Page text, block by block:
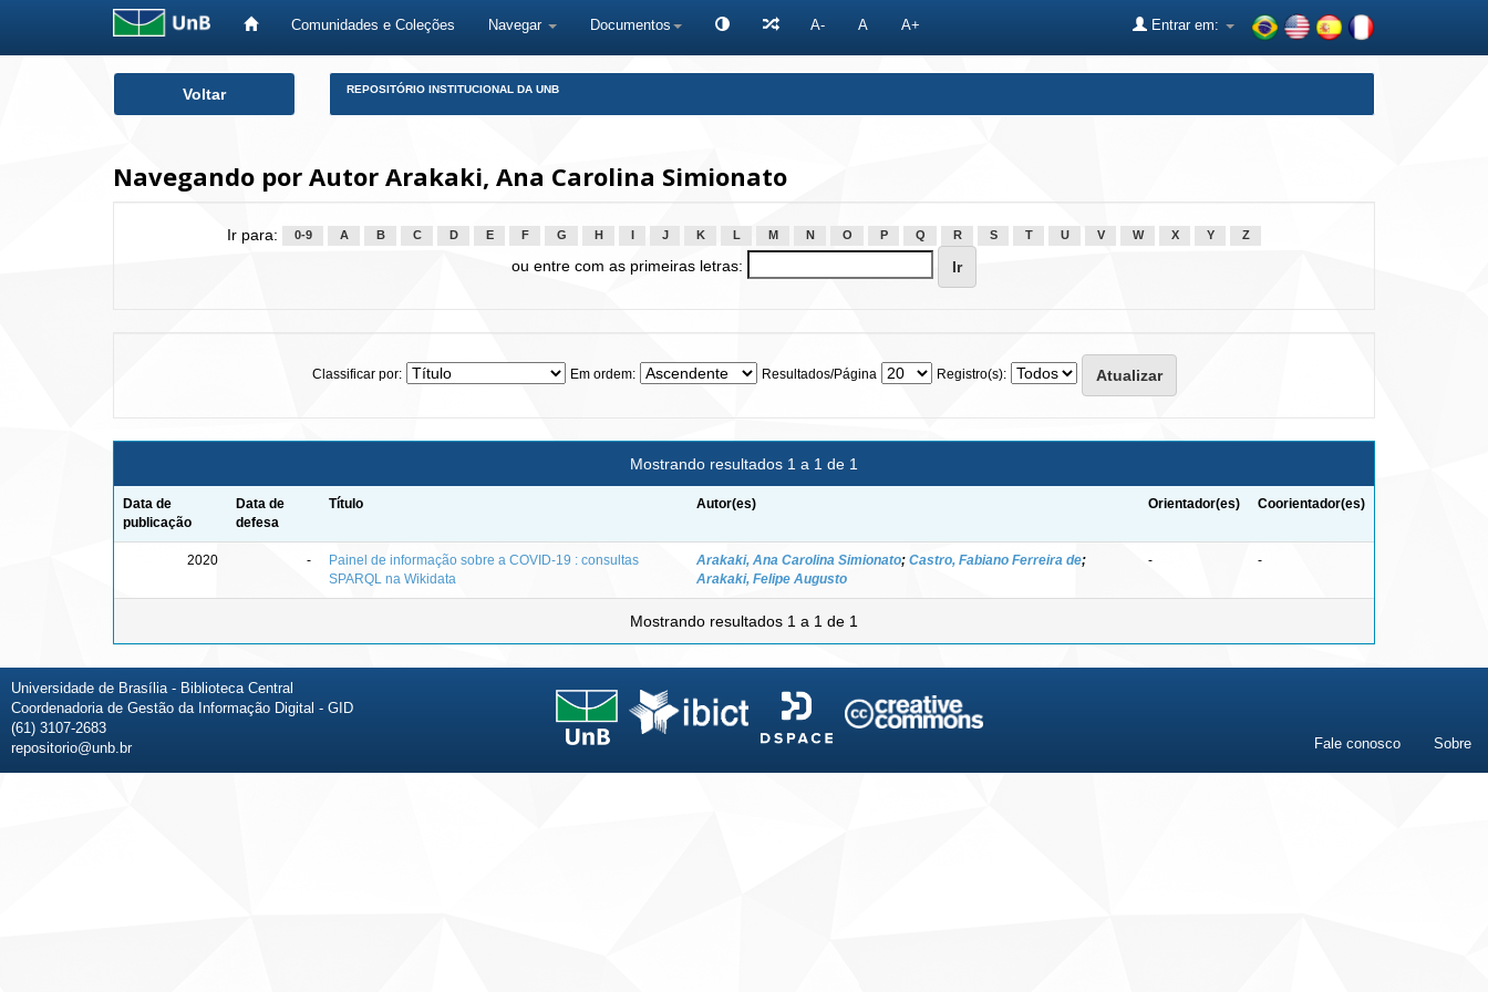
Comunidades e Coleções Navegar Documentos A- A A+ Entrar em:
Voltar REPOSITÓRIO INSTITUCIONAL DA UNB
Navegando por Autor Arakaki, Ana Carolina Simionato
Ir para: 0-9 A B C D E F G H J K L M N O P Q R S T U V W X Y Z
ou entre com as primeiras letras:
Classificar por: Em ordem: Resultados/Página Registro(s):
Mostrando resultados 1 a 1 de 1
Data de
publicação
Data de
defesa
Título Autor(es) Orientador(es) Coorientador(es)
2020 -
Painel de informação sobre a COVID-19 : consultas
SPARQL na Wikidata
Arakaki, Ana Carolina Simionato; Castro, Fabiano Ferreira de;
Arakaki, Felipe Augusto
- -
Mostrando resultados 1 a 1 de 1
Universidade de Brasília - Biblioteca Central
Coordenadoria de Gestão da Informação Digital - GID
(61) 3107-2683
repositorio@unb.br
Fale conosco Sobre